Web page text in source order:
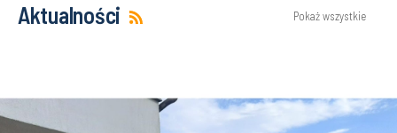
Aktualności Pokaż wszystkie